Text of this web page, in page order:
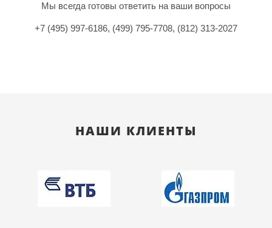
Мы всегда готовы ответить на ваши вопросы
+7 (495) 997-6186, (499) 795-7708, (812) 313-2027
НАШИ КЛИЕНТЫ